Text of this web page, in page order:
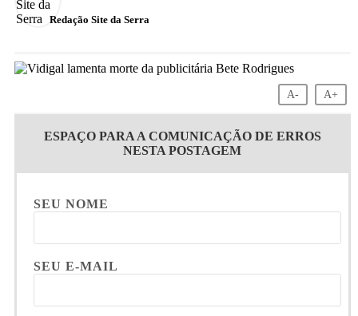
Redação Site da Serra
A- A+
ESPAÇO PARA A COMUNICAÇÃO DE ERROS
NESTA POSTAGEM
SEU NOME
SEU E-MAIL